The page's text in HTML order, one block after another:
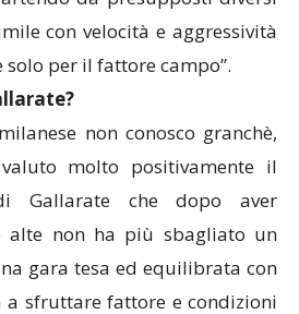
con velocità e aggressività
solo per il fattore campo”.
non conosco granchè,
molto positivamente il
Gallarate che dopo aver
alte non ha più sbagliato un
gara tesa ed equilibrata con
a sfruttare fattore e condizioni